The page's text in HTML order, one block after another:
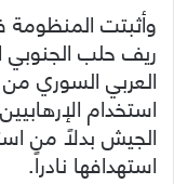
وأثبتت المنظومة
ريف حلب
العربي السوري
استخدام
الجيش بدلاً من
استهدافها نادراً.